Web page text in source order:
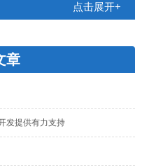
点击展开+
章
发提供有力支持